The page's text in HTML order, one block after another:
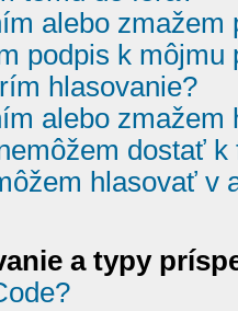
alebo zmažem
podpis k môjmu
hlasovanie?
alebo zmažem
dostať k
hlasovať v
a typy